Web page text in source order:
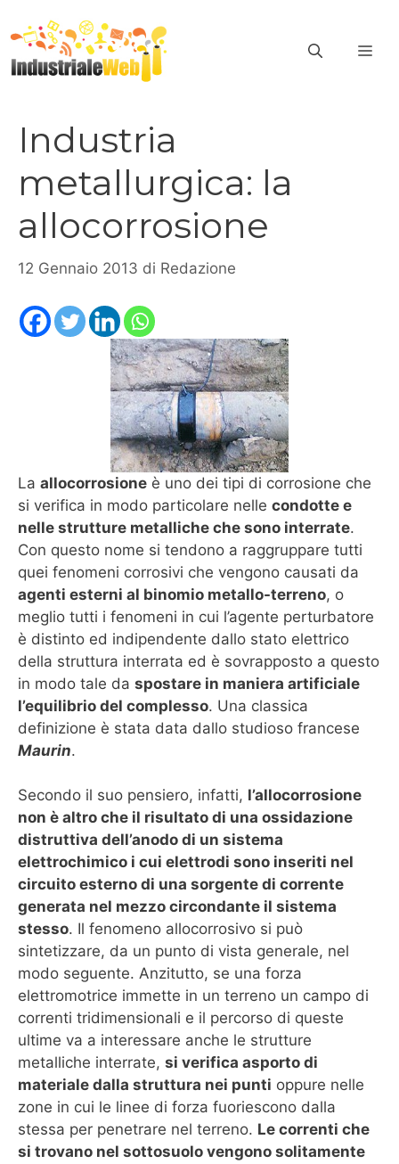
al
contenuto
Industria
metallurgica: la
allocorrosione
12 Gennaio 2013 di Redazione
La allocorrosione è uno dei tipi di corrosione che
si verifica in modo particolare nelle condotte e
nelle strutture metalliche che sono interrate.
Con questo nome si tendono a raggruppare tutti
quei fenomeni corrosivi che vengono causati da
agenti esterni al binomio metallo-terreno, o
meglio tutti i fenomeni in cui l’agente perturbatore
è distinto ed indipendente dallo stato elettrico
della struttura interrata ed è sovrapposto a questo
in modo tale da spostare in maniera artificiale
l’equilibrio del complesso. Una classica
definizione è stata data dallo studioso francese
Maurin.
Secondo il suo pensiero, infatti, l’allocorrosione
non è altro che il risultato di una ossidazione
distruttiva dell’anodo di un sistema
elettrochimico i cui elettrodi sono inseriti nel
circuito esterno di una sorgente di corrente
generata nel mezzo circondante il sistema
stesso. Il fenomeno allocorrosivo si può
sintetizzare, da un punto di vista generale, nel
modo seguente. Anzitutto, se una forza
elettromotrice immette in un terreno un campo di
correnti tridimensionali e il percorso di queste
ultime va a interessare anche le strutture
metalliche interrate, si verifica asporto di
materiale dalla struttura nei punti oppure nelle
zone in cui le linee di forza fuoriescono dalla
stessa per penetrare nel terreno. Le correnti che
si trovano nel sottosuolo vengono solitamente